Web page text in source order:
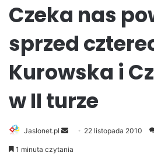
Czeka nas
sprzed
Kurowska i
w II turze
Jaslonet.pl
e
22 listopada 2010
1 minuta czytania